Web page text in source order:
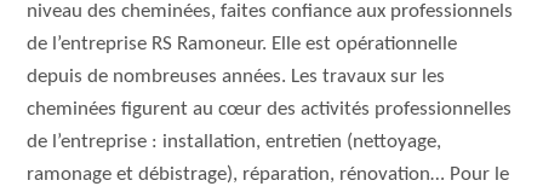
niveau des cheminées, faites confiance aux professionnels
de l’entreprise RS Ramoneur. Elle est opérationnelle
depuis de nombreuses années. Les travaux sur les
cheminées figurent au cœur des activités professionnelles
de l’entreprise : installation, entretien (nettoyage,
ramonage et débistrage), réparation, rénovation… Pour le